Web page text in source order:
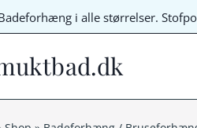
i alle størrelser.